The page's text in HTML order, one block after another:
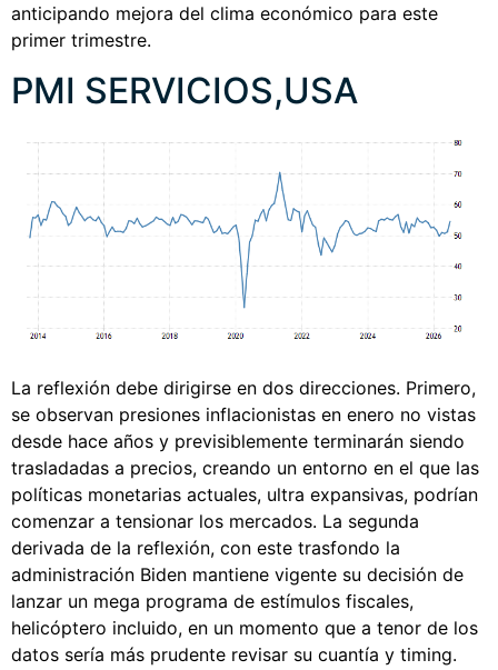
anticipando mejora del clima económico para este
primer trimestre.
PMI SERVICIOS,USA
La reflexión debe dirigirse en dos direcciones. Primero,
se observan presiones inflacionistas en enero no vistas
desde hace años y previsiblemente terminarán siendo
trasladadas a precios, creando un entorno en el que las
políticas monetarias actuales, ultra expansivas, podrían
comenzar a tensionar los mercados. La segunda
derivada de la reflexión, con este trasfondo la
administración Biden mantiene vigente su decisión de
lanzar un mega programa de estímulos fiscales,
helicóptero incluido, en un momento que a tenor de los
datos sería más prudente revisar su cuantía y timing.